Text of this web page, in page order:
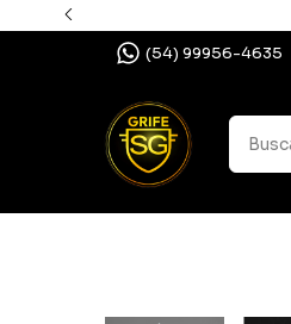
(54) 99956-4635